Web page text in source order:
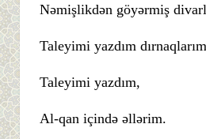
Nəmişlikdən göyərmiş
Taleyimi yazdım
Taleyimi yazdım,
Al-qan içində əllərim.